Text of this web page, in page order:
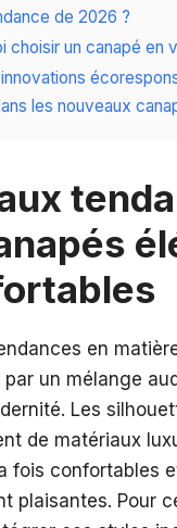
de 2026 ?
choisir un canapé en
les nouveaux
en
un mélange
Les
de matériaux
fois confortables
plaisantes. Pour